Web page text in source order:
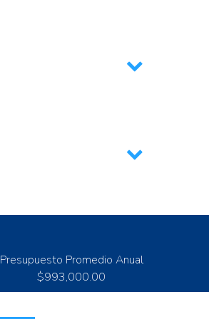
Presupuesto Promedio Anual
$993,000.00